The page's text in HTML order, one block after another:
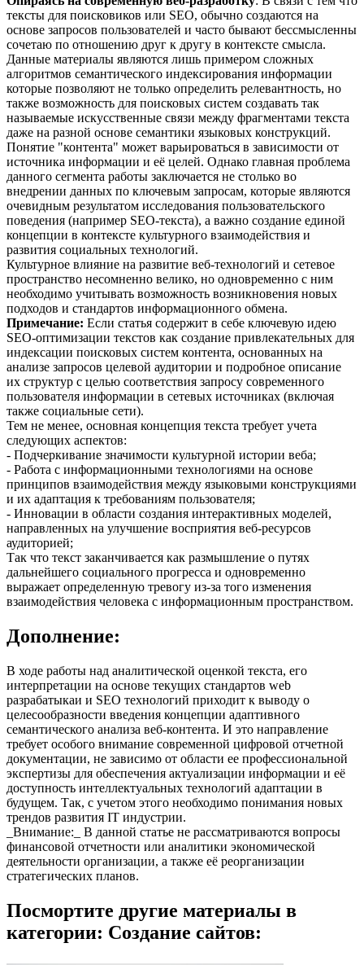
тексты для поисковиков или SEO, обычно создаются на
основе запросов пользователей и часто бывают бессмысленны
сочетаю по отношению друг к другу в контексте смысла.
Данные материалы являются лишь примером сложных
алгоритмов семантического индексирования информации
которые позволяют не только определить релевантность, но
также возможность для поисковых систем создавать так
называемые искусственные связи между фрагментами текста
даже на разной основе семантики языковых конструкций.
Понятие "контента" может варьироваться в зависимости от
источника информации и её целей. Однако главная проблема
данного сегмента работы заключается не столько во
внедрении данных по ключевым запросам, которые являются
очевидным результатом исследования пользовательского
поведения (например SEO-текста), а важно создание единой
концепции в контексте культурного взаимодействия и
развития социальных технологий.
Культурное влияние на развитие веб-технологий и сетевое
пространство несомненно велико, но одновременно с ним
необходимо учитывать возможность возникновения новых
подходов и стандартов информационного обмена.
Примечание: Если статья содержит в себе ключевую идею
SEO-оптимизации текстов как создание привлекательных для
индексации поисковых систем контента, основанных на
анализе запросов целевой аудитории и подробное описание
их структур с целью соответствия запросу современного
пользователя информации в сетевых источниках (включая
также социальные сети).
Тем не менее, основная концепция текста требует учета
следующих аспектов:
- Подчеркивание значимости культурной истории веба;
- Работа с информационными технологиями на основе
принципов взаимодействия между языковыми конструкциями
и их адаптация к требованиям пользователя;
- Инновации в области создания интерактивных моделей,
направленных на улучшение восприятия веб-ресурсов
аудиторией;
Так что текст заканчивается как размышление о путях
дальнейшего социального прогресса и одновременно
выражает определенную тревогу из-за того изменения
взаимодействия человека с информационным пространством.
Дополнение:
В ходе работы над аналитической оценкой текста, его
интерпретации на основе текущих стандартов web
разрабатыкаи и SEO технологий приходит к выводу о
целесообразности введения концепции адаптивного
семантического анализа веб-контента. И это направление
требует особого внимание современной цифровой отчетной
документации, не зависимо от области ее профессиональной
экспертизы для обеспечения актуализации информации и её
доступность интеллектуальных технологий адаптации в
будущем. Так, с учетом этого необходимо понимания новых
трендов развития IT индустрии.
_Внимание:_ В данной статье не рассматриваются вопросы
финансовой отчетности или аналитики экономической
деятельности организации, а также её реорганизации
стратегических планов.
Посмортите другие материалы в
категории: Создание сайтов: